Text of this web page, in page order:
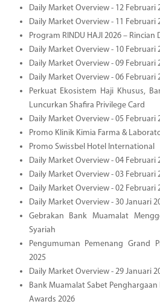
Daily Market Overview - 12 Februari
Daily Market Overview - 11 Februari
Program RINDU HAJI 2026 – Rincian
Daily Market Overview - 10 Februari
Daily Market Overview - 09 Februari
Daily Market Overview - 06 Februari
Perkuat Ekosistem Haji Khusus,
Luncurkan Shafira Privilege Card
Daily Market Overview - 05 Februari
Promo Klinik Kimia Farma &
Promo Swissbel Hotel International
Daily Market Overview - 04 Februari
Daily Market Overview - 03 Februari
Daily Market Overview - 02 Februari
Daily Market Overview - 30 Januari
Gebrakan Bank Muamalat
Syariah
Pengumuman Pemenang Grand
2025
Daily Market Overview - 29 Januari
Bank Muamalat Sabet
Awards 2026